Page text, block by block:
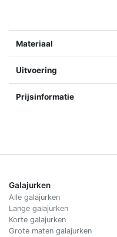
Materiaal
Uitvoering
Prijsinformatie
Galajurken
Alle galajurken
Lange galajurken
Korte galajurken
Grote maten galajurken